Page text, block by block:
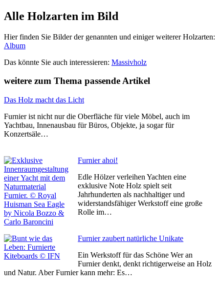
Alle Holzarten im Bild
Hier finden Sie Bilder der genannten und einiger weiterer Holzarten:
Album
Das könnte Sie auch interessieren: Massivholz
weitere zum Thema passende Artikel
Das Holz macht das Licht
Furnier ist nicht nur die Oberfläche für viele Möbel, auch im
Yachtbau, Innenausbau für Büros, Objekte, ja sogar für
Konzertsäle…
Furnier ahoi!
Edle Hölzer verleihen Yachten eine
exklusive Note Holz spielt seit
Jahrhunderten als nachhaltiger und
widerstandsfähiger Werkstoff eine große
Rolle im…
Furnier zaubert natürliche Unikate
Ein Werkstoff für das Schöne Wer an
Furnier denkt, denkt richtigerweise an Holz
und Natur. Aber Furnier kann mehr: Es…